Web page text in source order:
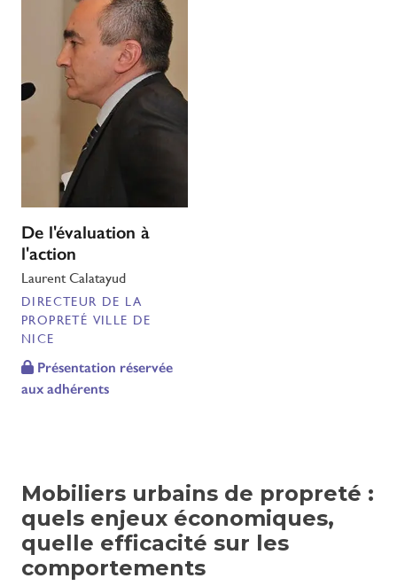
De l'évaluation à
l'action
Laurent Calatayud
DIRECTEUR DE LA
PROPRETÉ VILLE DE
NICE
Présentation réservée
aux adhérents
Mobiliers urbains de propreté :
quels enjeux économiques,
quelle efficacité sur les
comportements